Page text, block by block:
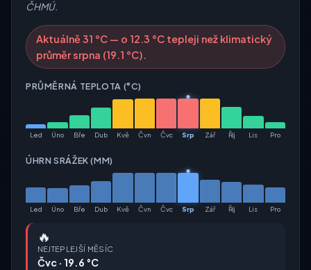
ČHMÚ.
Aktuálně 31 °C — o 12.3 °C tepleji než klimatický
průměr srpna (19.1 °C).
PRŮMĚRNÁ TEPLOTA (°C)
Led Úno Bře Dub Kvě Čvn Čvc Srp Zář Říj Lis Pro
ÚHRN SRÁŽEK (MM)
Led Úno Bře Dub Kvě Čvn Čvc Srp Zář Říj Lis Pro
🔥
NEJTEPLEJŠÍ MĚSÍC
Čvc · 19.6 °C